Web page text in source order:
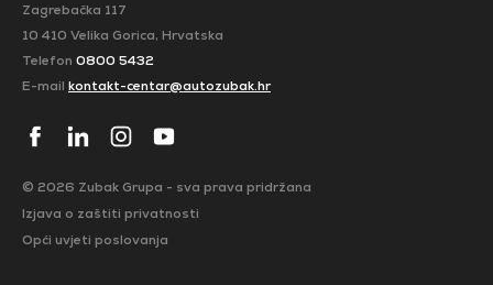
Zagrebačka 117
10 410 Velika Gorica, Hrvatska
Telefon 0800 5432
E-mail kontakt-centar@autozubak.hr
© 2026 Zubak Grupa - sva prava pridržana
Izjava o zaštiti privatnosti
Opći uvjeti poslovanja